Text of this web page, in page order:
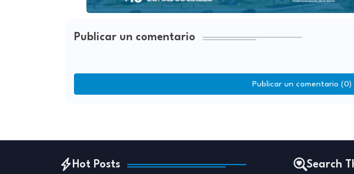
Publicar un comentario
Publicar un comentario (0)
Hot Posts Search